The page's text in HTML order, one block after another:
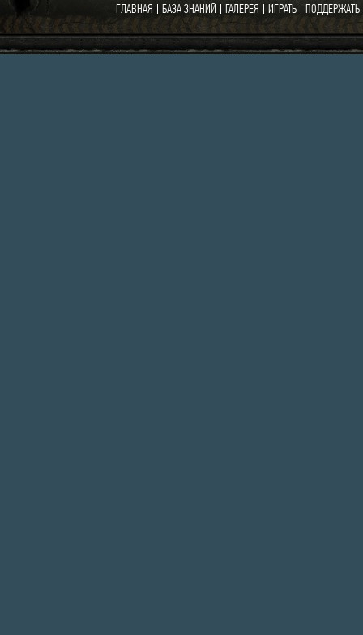
ГЛАВНАЯ БАЗА ЗНАНИЙ ГАЛЕРЕЯ ИГРАТЬ ПОДДЕРЖАТЬ